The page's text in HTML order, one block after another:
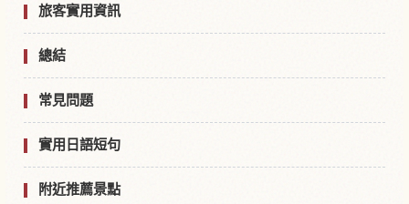
旅客實用資訊
總結
常見問題
實用日語短句
附近推薦景點